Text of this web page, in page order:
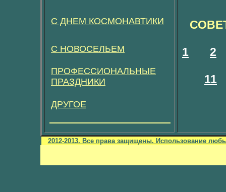
С ДНЕМ КОСМОНАВТИКИ
С НОВОСЕЛЬЕМ
ПРОФЕССИОНАЛЬНЫЕ
ПРАЗДНИКИ
ДРУГОЕ
1 2
11
2012-2013. Все права защищены. Использование